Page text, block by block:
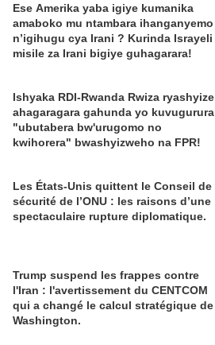
Ese Amerika yaba igiye kumanika
amaboko mu ntambara ihanganyemo
n’igihugu cya Irani ? Kurinda Israyeli
misile za Irani bigiye guhagarara!
Ishyaka RDI-Rwanda Rwiza ryashyize
ahagaragara gahunda yo kuvugurura
"ubutabera bw'urugomo no
kwihorera" bwashyizweho na FPR!
Les États-Unis quittent le Conseil de
sécurité de l’ONU : les raisons d’une
spectaculaire rupture diplomatique.
Trump suspend les frappes contre
l'Iran : l'avertissement du CENTCOM
qui a changé le calcul stratégique de
Washington.